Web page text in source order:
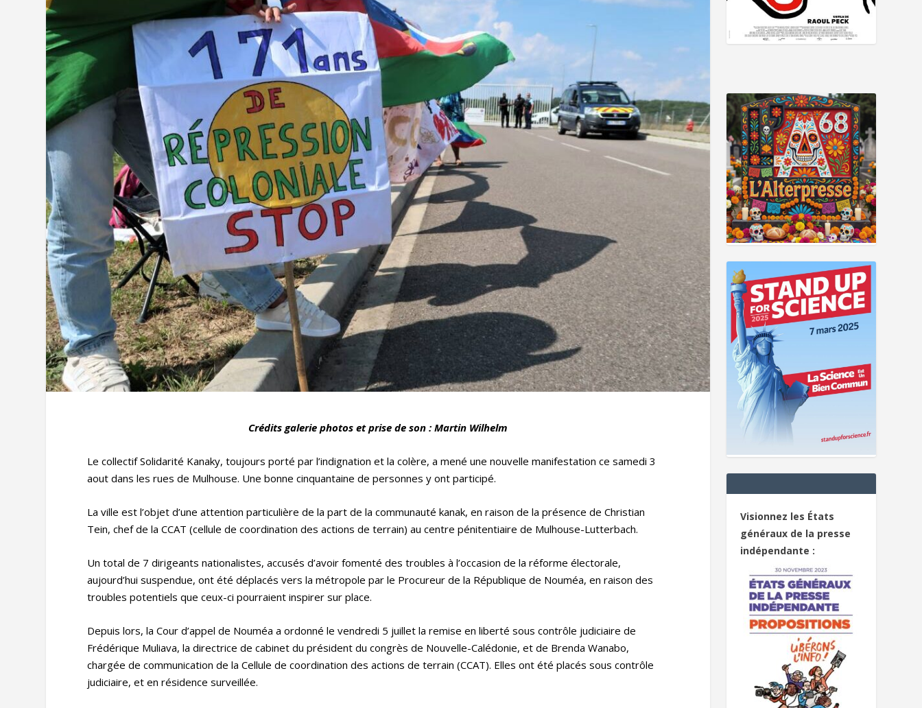
Crédits galerie photos et prise de son : Martin Wilhelm
Le collectif Solidarité Kanaky, toujours porté par l’indignation et la colère, a mené une nouvelle manifestation ce samedi 3
aout dans les rues de Mulhouse. Une bonne cinquantaine de personnes y ont participé.
La ville est l’objet d’une attention particulière de la part de la communauté kanak, en raison de la présence de Christian
Tein, chef de la CCAT (cellule de coordination des actions de terrain) au centre pénitentiaire de Mulhouse-Lutterbach.
Un total de 7 dirigeants nationalistes, accusés d’avoir fomenté des troubles à l’occasion de la réforme électorale,
aujourd’hui suspendue, ont été déplacés vers la métropole par le Procureur de la République de Nouméa, en raison des
troubles potentiels que ceux-ci pourraient inspirer sur place.
Depuis lors, la Cour d’appel de Nouméa a ordonné le vendredi 5 juillet la remise en liberté sous contrôle judiciaire de
Frédérique Muliava, la directrice de cabinet du président du congrès de Nouvelle-Calédonie, et de Brenda Wanabo,
chargée de communication de la Cellule de coordination des actions de terrain (CCAT). Elles ont été placés sous contrôle
judiciaire, et en résidence surveillée.
Visionnez les États
généraux de la presse
indépendante :